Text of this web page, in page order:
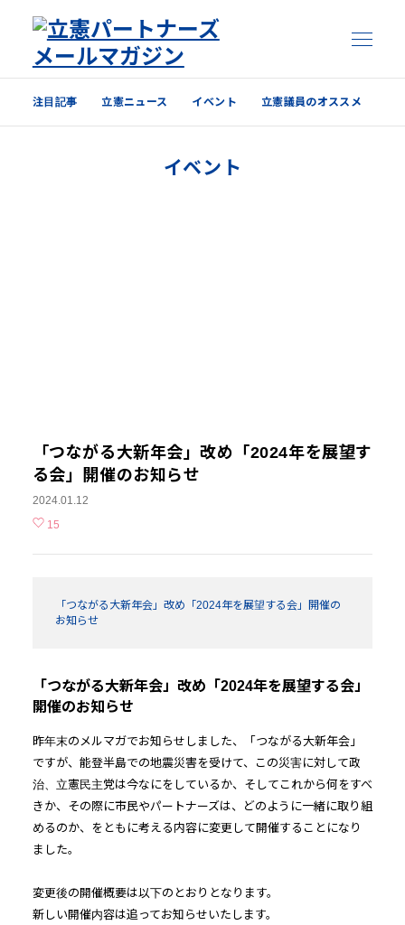
注目記事 立憲ニュース イベント 立憲議員のオススメ
イベント
「つながる大新年会」改め「2024年を展望す
る会」開催のお知らせ
2024.01.12
15
「つながる大新年会」改め「2024年を展望する会」開催の
お知らせ
「つながる大新年会」改め「2024年を展望する会」
開催のお知らせ
昨年末のメルマガでお知らせしました、「つながる大新年会」
ですが、能登半島での地震災害を受けて、この災害に対して政
治、立憲民主党は今なにをしているか、そしてこれから何をすべ
きか、その際に市民やパートナーズは、どのように一緒に取り組
めるのか、をともに考える内容に変更して開催することになり
ました。
変更後の開催概要は以下のとおりとなります。
新しい開催内容は追ってお知らせいたします。